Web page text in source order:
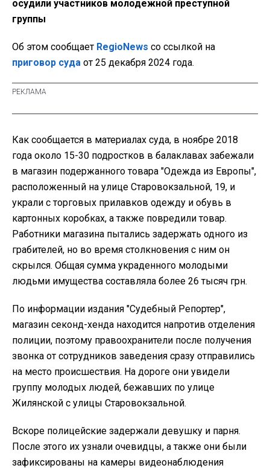
осудили участников молодежной преступной
группы
Об этом сообщает RegioNews со ссылкой на
приговор суда от 25 декабря 2024 года.
Как сообщается в материалах суда, в ноябре 2018
года около 15-30 подростков в балаклавах забежали
в магазин подержанного товара "Одежда из Европы",
расположенный на улице Старовокзальной, 19, и
украли с торговых прилавков одежду и обувь в
картонных коробках, а также повредили товар.
Работники магазина пытались задержать одного из
грабителей, но во время столкновения с ним он
скрылся. Общая сумма украденного молодыми
людьми имущества составляла более 26 тысяч грн.
По информации издания "Судебный Репортер",
магазин секонд-хенда находится напротив отделения
полиции, поэтому правоохранители после получения
звонка от сотрудников заведения сразу отправились
на место происшествия. На дороге они увидели
группу молодых людей, бежавших по улице
Жилянской с улицы Старовокзальной.
Вскоре полицейские задержали девушку и парня.
После этого их узнали очевидцы, а также они были
зафиксированы на камеры видеонаблюдения